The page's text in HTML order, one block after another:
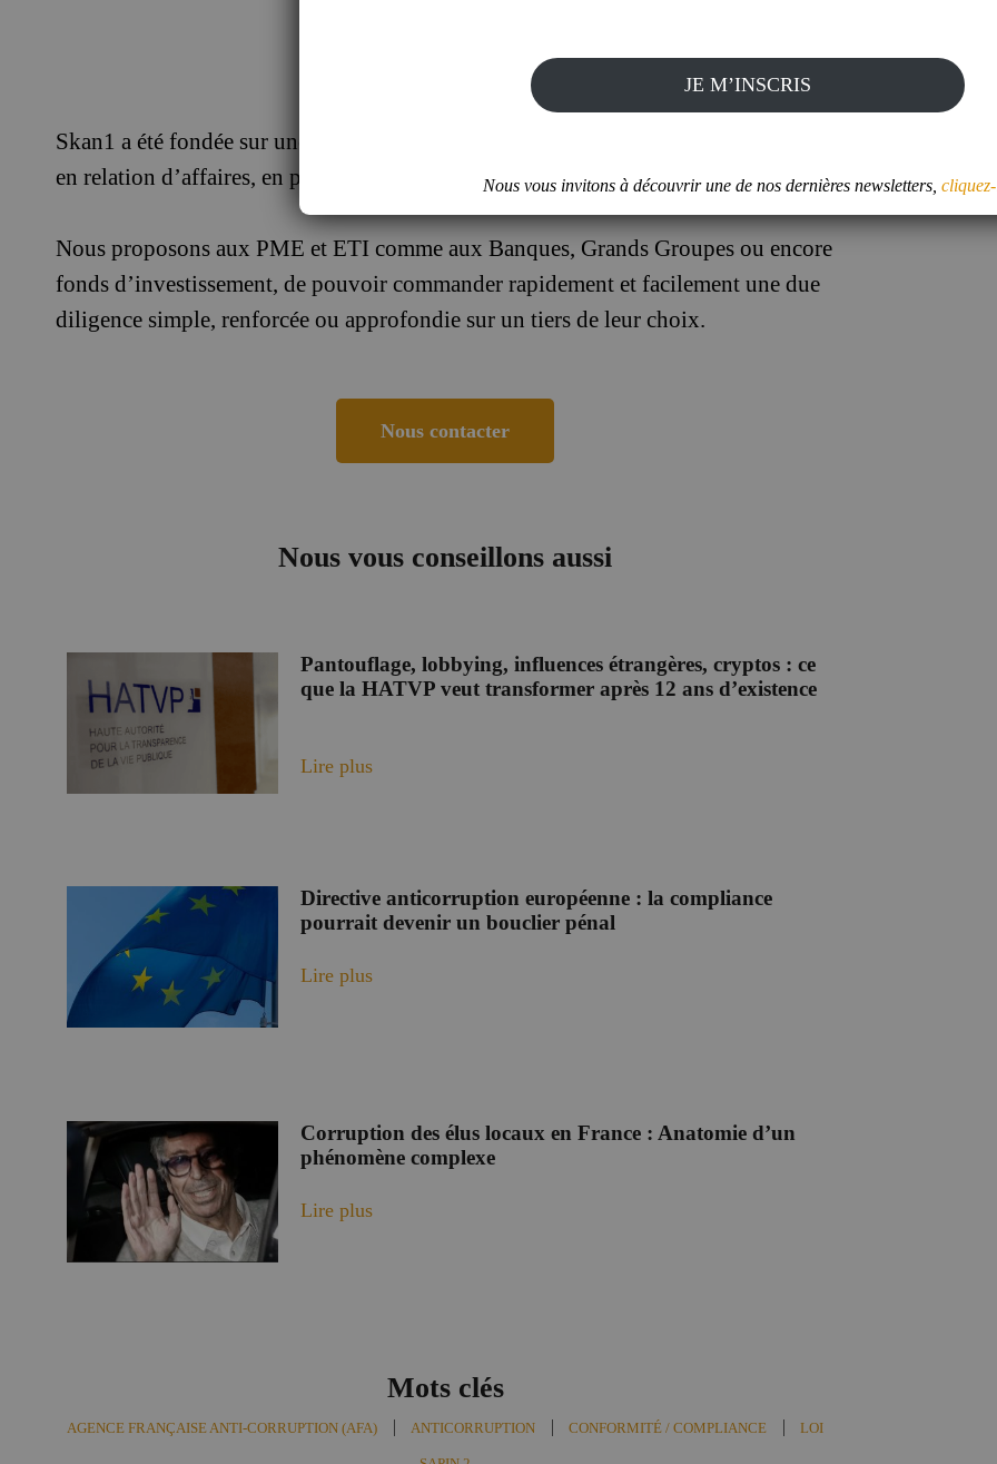
Skan1 a été fondée sur une idée forte : démocratiser l’accès à l’évaluation des tiers
en relation d’affaires, en particulier sur le sujet de l’intégrité et l’éthique.
Nous proposons aux PME et ETI comme aux Banques, Grands Groupes ou encore
fonds d’investissement, de pouvoir commander rapidement et facilement une due
diligence simple, renforcée ou approfondie sur un tiers de leur choix.
Nous contacter
Nous vous conseillons aussi
Pantouflage, lobbying, influences étrangères, cryptos : ce
que la HATVP veut transformer après 12 ans d’existence
Lire plus
Directive anticorruption européenne : la compliance
pourrait devenir un bouclier pénal
Lire plus
Corruption des élus locaux en France : Anatomie d’un
phénomène complexe
Lire plus
Mots clés
AGENCE FRANÇAISE ANTI-CORRUPTION (AFA) ANTICORRUPTION CONFORMITÉ / COMPLIANCE LOI
JE M’INSCRIS
Nous vous invitons à découvrir une de nos dernières newsletters,